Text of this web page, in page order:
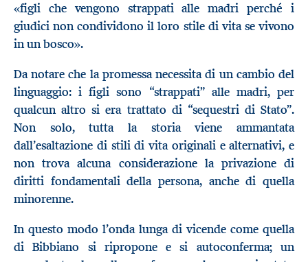
«figli che vengono strappati alle madri perché i
giudici non condividono il loro stile di vita se vivono
in un bosco».
Da notare che la promessa necessita di un cambio del
linguaggio: i figli sono “strappati” alle madri, per
qualcun altro si era trattato di “sequestri di Stato”.
Non solo, tutta la storia viene ammantata
dall’esaltazione di stili di vita originali e alternativi, e
non trova alcuna considerazione la privazione di
diritti fondamentali della persona, anche di quella
minorenne.
In questo modo l’onda lunga di vicende come quella
di Bibbiano si ripropone e si autoconferma; un